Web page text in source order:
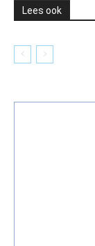
Lees ook